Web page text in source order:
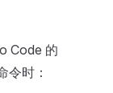
Code 的
令时：